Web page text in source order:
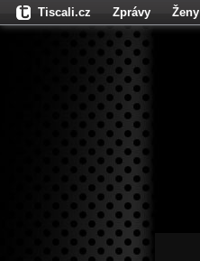
Tiscali.cz Zprávy Ženy
Fights.cz